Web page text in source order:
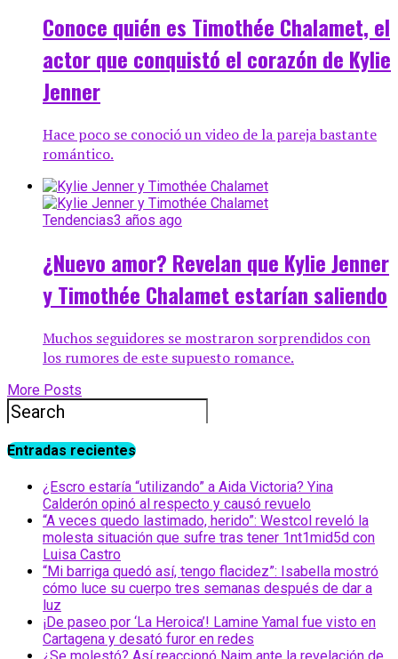
Conoce quién es Timothée Chalamet, el
actor que conquistó el corazón de Kylie
Jenner
Hace poco se conoció un video de la pareja bastante
romántico.
Tendencias3 años ago
¿Nuevo amor? Revelan que Kylie Jenner
y Timothée Chalamet estarían saliendo
Muchos seguidores se mostraron sorprendidos con
los rumores de este supuesto romance.
More Posts
Entradas recientes
¿Escro estaría “utilizando” a Aida Victoria? Yina
Calderón opinó al respecto y causó revuelo
“A veces quedo lastimado, herido”: Westcol reveló la
molesta situación que sufre tras tener 1nt1mid5d con
Luisa Castro
“Mi barriga quedó así, tengo flacidez”: Isabella mostró
cómo luce su cuerpo tres semanas después de dar a
luz
¡De paseo por ‘La Heroica’! Lamine Yamal fue visto en
Cartagena y desató furor en redes
¿Se molestó? Así reaccionó Naim ante la revelación de